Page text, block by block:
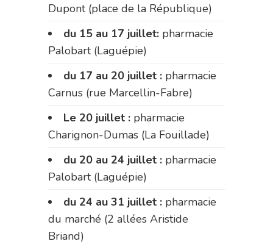
Dupont (place de la République)
du 15 au 17 juillet: pharmacie
Palobart (Laguépie)
du 17 au 20 juillet : pharmacie
Carnus (rue Marcellin-Fabre)
Le 20 juillet : pharmacie
Charignon-Dumas (La Fouillade)
du 20 au 24 juillet : pharmacie
Palobart (Laguépie)
du 24 au 31 juillet : pharmacie
du marché (2 allées Aristide
Briand)